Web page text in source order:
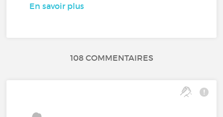
En savoir plus
108 COMMENTAIRES